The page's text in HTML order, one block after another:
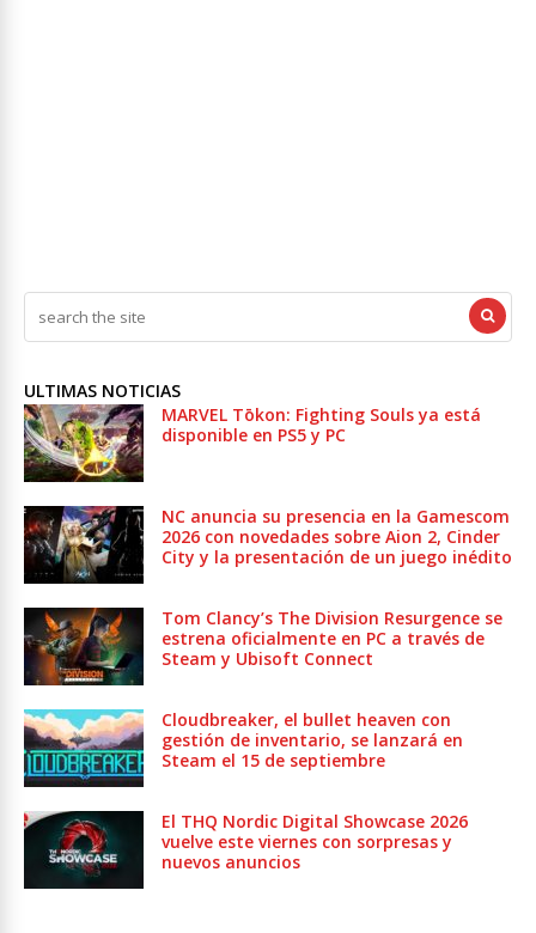
ULTIMAS NOTICIAS
MARVEL Tōkon: Fighting Souls ya está
disponible en PS5 y PC
NC anuncia su presencia en la Gamescom
2026 con novedades sobre Aion 2, Cinder
City y la presentación de un juego inédito
Tom Clancy’s The Division Resurgence se
estrena oficialmente en PC a través de
Steam y Ubisoft Connect
Cloudbreaker, el bullet heaven con
gestión de inventario, se lanzará en
Steam el 15 de septiembre
El THQ Nordic Digital Showcase 2026
vuelve este viernes con sorpresas y
nuevos anuncios